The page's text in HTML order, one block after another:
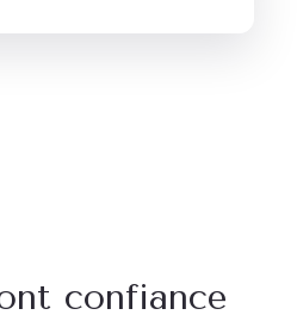
confiance